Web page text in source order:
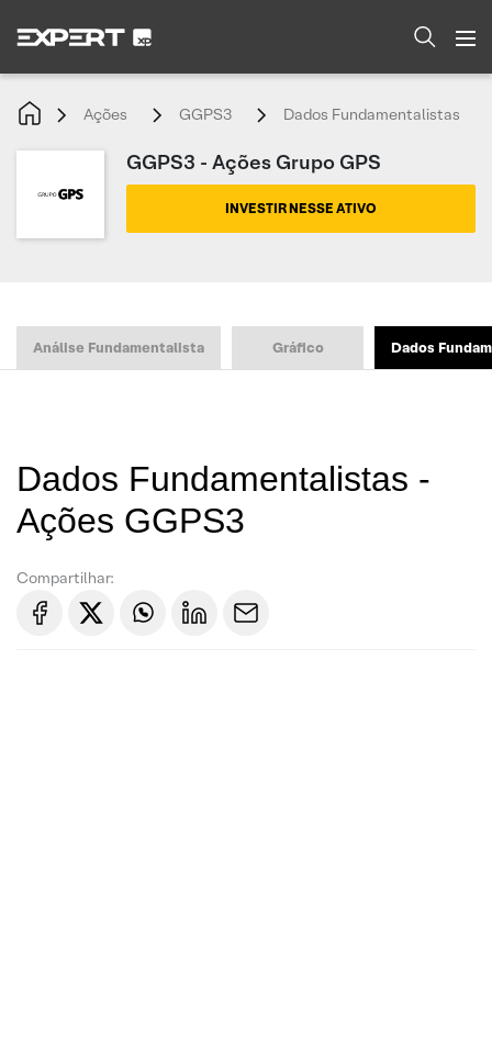
Ações GGPS3 Dados Fundamentalistas
GGPS3 - Ações Grupo GPS
INVESTIR NESSE ATIVO
Análise Fundamentalista Gráfico Dados
Dados Fundamentalistas -
Ações GGPS3
Compartilhar: